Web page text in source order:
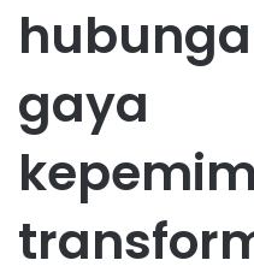
gaya